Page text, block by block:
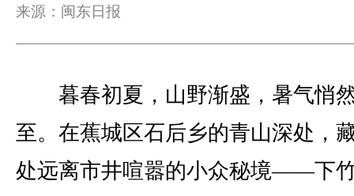
来源：闽东日报
暮春初夏，山野渐盛，暑气悄
至。在蕉城区石后乡的青山深处，
处远离市井喧嚣的小众秘境——下